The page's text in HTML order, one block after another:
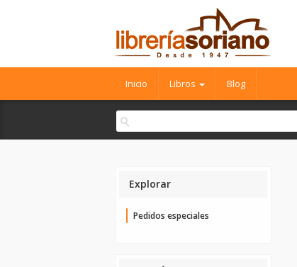
Inicio Libros Blog
Explorar
Pedidos especiales